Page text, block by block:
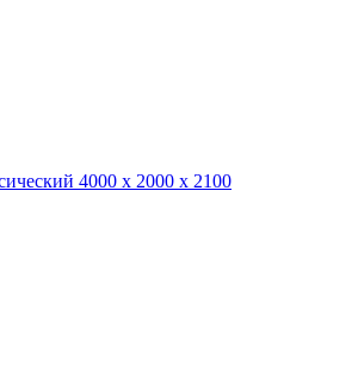
4000 х 2000 х 2100